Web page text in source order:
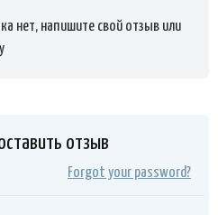
нет, напишите свой отзыв или
отзыв
Forgot your password?